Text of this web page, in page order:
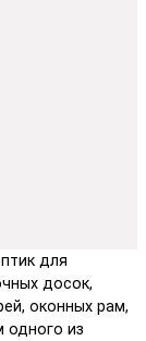
для
досок,
оконных рам,
из